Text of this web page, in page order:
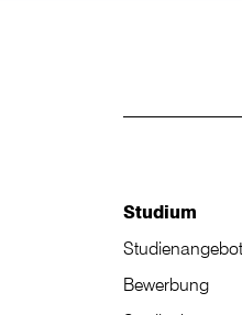
Studium
Studienangebot
Bewerbung